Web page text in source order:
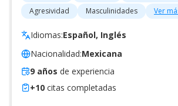
Agresividad
Masculinidades Ver
Idiomas:Español, Inglés
Nacionalidad:Mexicana
9 años de experiencia
+10 citas completadas